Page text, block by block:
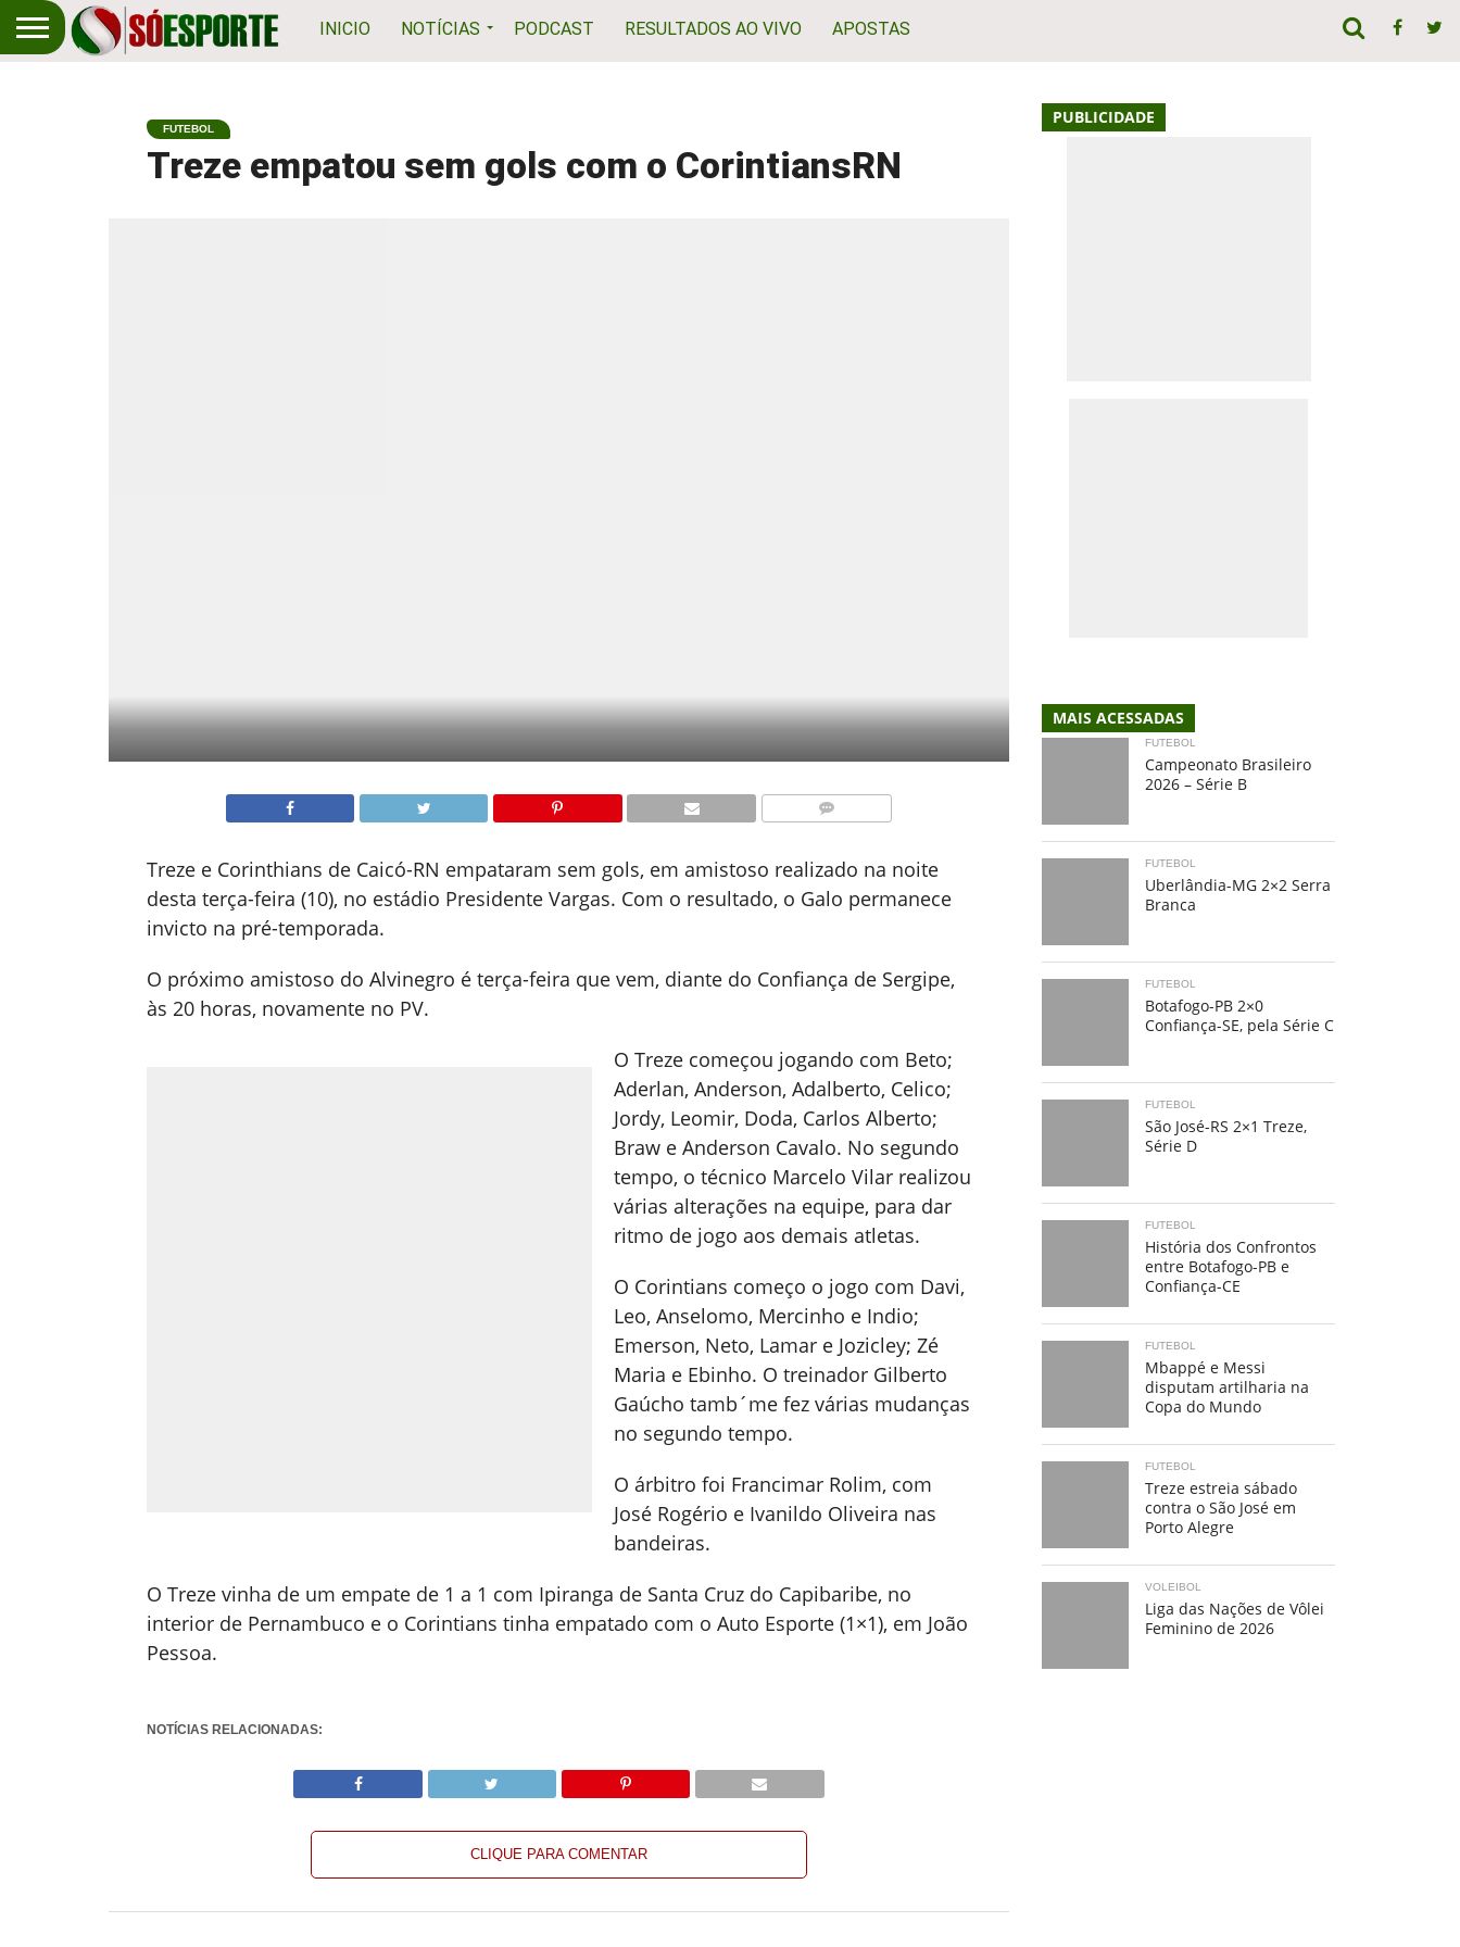
INICIO NOTÍCIAS PODCAST RESULTADOS AO VIVO APOSTAS
FUTEBOL
Treze empatou sem gols com o CorintiansRN
Treze e Corinthians de Caicó-RN empataram sem gols, em amistoso realizado na noite
desta terça-feira (10), no estádio Presidente Vargas. Com o resultado, o Galo permanece
invicto na pré-temporada.
O próximo amistoso do Alvinegro é terça-feira que vem, diante do Confiança de Sergipe,
às 20 horas, novamente no PV.
O Treze começou jogando com Beto;
Aderlan, Anderson, Adalberto, Celico;
Jordy, Leomir, Doda, Carlos Alberto;
Braw e Anderson Cavalo. No segundo
tempo, o técnico Marcelo Vilar realizou
várias alterações na equipe, para dar
ritmo de jogo aos demais atletas.
O Corintians começo o jogo com Davi,
Leo, Anselomo, Mercinho e Indio;
Emerson, Neto, Lamar e Jozicley; Zé
Maria e Ebinho. O treinador Gilberto
Gaúcho tamb´me fez várias mudanças
no segundo tempo.
O árbitro foi Francimar Rolim, com
José Rogério e Ivanildo Oliveira nas
bandeiras.
O Treze vinha de um empate de 1 a 1 com Ipiranga de Santa Cruz do Capibaribe, no
interior de Pernambuco e o Corintians tinha empatado com o Auto Esporte (1×1), em João
Pessoa.
NOTÍCIAS RELACIONADAS:
CLIQUE PARA COMENTAR
PUBLICIDADE
MAIS ACESSADAS
FUTEBOL
Campeonato Brasileiro
2026 – Série B
FUTEBOL
Uberlândia-MG 2×2 Serra
Branca
FUTEBOL
Botafogo-PB 2×0
Confiança-SE, pela Série C
FUTEBOL
São José-RS 2×1 Treze,
Série D
FUTEBOL
História dos Confrontos
entre Botafogo-PB e
Confiança-CE
FUTEBOL
Mbappé e Messi
disputam artilharia na
Copa do Mundo
FUTEBOL
Treze estreia sábado
contra o São José em
Porto Alegre
VOLEIBOL
Liga das Nações de Vôlei
Feminino de 2026